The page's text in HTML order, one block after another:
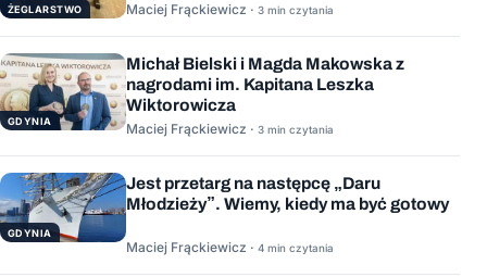
ŻEGLARSTWO Maciej Frąckiewicz · 3 min czytania
GDYNIA
Michał Bielski i Magda Makowska z
nagrodami im. Kapitana Leszka
Wiktorowicza
Maciej Frąckiewicz · 3 min czytania
GDYNIA
Jest przetarg na następcę „Daru
Młodzieży”. Wiemy, kiedy ma być gotowy
Maciej Frąckiewicz · 4 min czytania